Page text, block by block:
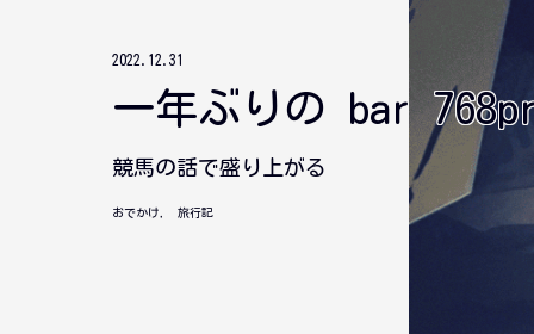
2022.12.31
一年ぶりの bar
競馬の話で盛り上がる
おでかけ 旅行記